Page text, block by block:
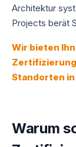
Architektur
Projects berät
Wir bieten
Zertifizierung
Standorten
Warum